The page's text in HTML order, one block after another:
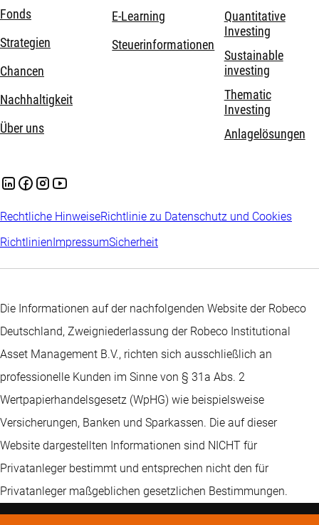
Fonds
Strategien
Chancen
Nachhaltigkeit
Über uns
E-Learning
Steuerinformationen
Quantitative
Investing
Sustainable
investing
Thematic
Investing
Anlagelösungen
Rechtliche HinweiseRichtlinie zu Datenschutz und Cookies
RichtlinienImpressumSicherheit
Die Informationen auf der nachfolgenden Website der Robeco
Deutschland, Zweigniederlassung der Robeco Institutional
Asset Management B.V., richten sich ausschließlich an
professionelle Kunden im Sinne von § 31a Abs. 2
Wertpapierhandelsgesetz (WpHG) wie beispielsweise
Versicherungen, Banken und Sparkassen. Die auf dieser
Website dargestellten Informationen sind NICHT für
Privatanleger bestimmt und entsprechen nicht den für
Privatanleger maßgeblichen gesetzlichen Bestimmungen.